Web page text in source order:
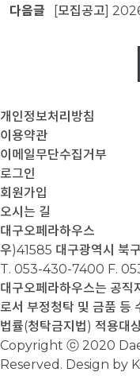
다음글
[모집공고]
개인정보처리방침
이용약관
이메일무단수집거부
로그인
회원가입
오시는 길
대구오페라하우스
우)41585 대구광역시 북
T. 053-430-7400 F.
대구오페라하우스는 공직
로서 부정청탁 및 금품 등
법률(청탁금지법) 적용대
Copyright ⓒ 2020
Reserved. Design by